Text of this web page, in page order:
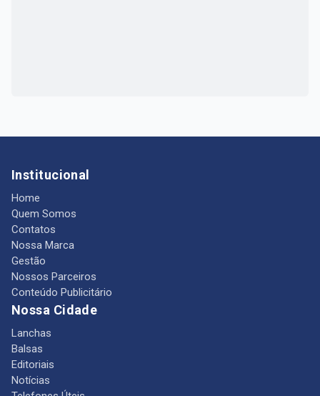
Institucional
Home
Quem Somos
Contatos
Nossa Marca
Gestão
Nossos Parceiros
Conteúdo Publicitário
Nossa Cidade
Lanchas
Balsas
Editoriais
Notícias